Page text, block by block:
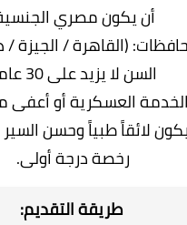
أن يكون مصري
(القاهرة / الجيزة /
السن لا يزيد على 30 عاماً.
العسكرية أو أعفى
لائقاً طبياً وحسن
رخصة درجة أولى.
طريقة التقديم: